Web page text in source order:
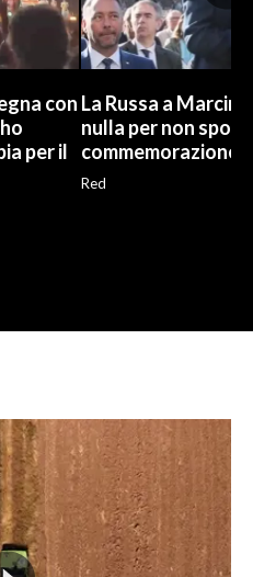
con
per il
La Russa a
nulla per non
commemorazione
Red